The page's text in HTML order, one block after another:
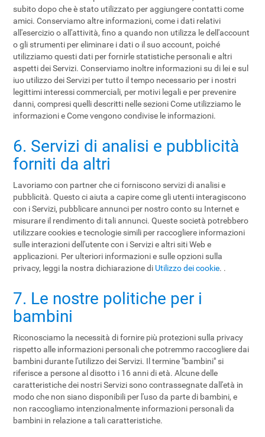
subito dopo che è stato utilizzato per aggiungere contatti come
amici. Conserviamo altre informazioni, come i dati relativi
all'esercizio o all'attività, fino a quando non utilizza le dell'account
o gli strumenti per eliminare i dati o il suo account, poiché
utilizziamo questi dati per fornirle statistiche personali e altri
aspetti dei Servizi. Conserviamo inoltre informazioni su di lei e sul
iuo utilizzo dei Servizi per tutto il tempo necessario per i nostri
legittimi interessi commerciali, per motivi legali e per prevenire
danni, compresi quelli descritti nelle sezioni Come utilizziamo le
informazioni e Come vengono condivise le informazioni.
6. Servizi di analisi e pubblicità
forniti da altri
Lavoriamo con partner che ci forniscono servizi di analisi e
pubblicità. Questo ci aiuta a capire come gli utenti interagiscono
con i Servizi, pubblicare annunci per nostro conto su Internet e
misurare il rendimento di tali annunci. Queste società potrebbero
utilizzare cookies e tecnologie simili per raccogliere informazioni
sulle interazioni dell'utente con i Servizi e altri siti Web e
applicazioni. Per ulteriori informazioni e sulle opzioni sulla
privacy, leggi la nostra dichiarazione di Utilizzo dei cookie. .
7. Le nostre politiche per i
bambini
Riconosciamo la necessità di fornire più protezioni sulla privacy
rispetto alle informazioni personali che potremmo raccogliere dai
bambini durante l'utilizzo dei Servizi. Il termine "bambini" si
riferisce a persone al disotto i 16 anni di età. Alcune delle
caratteristiche dei nostri Servizi sono contrassegnate dall'età in
modo che non siano disponibili per l'uso da parte di bambini, e
non raccogliamo intenzionalmente informazioni personali da
bambini in relazione a tali caratteristiche.